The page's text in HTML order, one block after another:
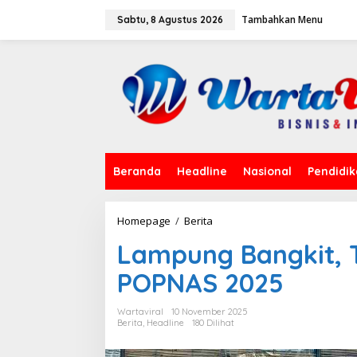
Sabtu, 8 Agustus 2026 Tambahkan Menu
Beranda Headline Nasional
Homepage / Berita
m
p
u
n
g
B
n
Lampung Bangkit,
POPNAS 2025
Wartaviral
10 November 2025
Berita Headline 180 Dilihat